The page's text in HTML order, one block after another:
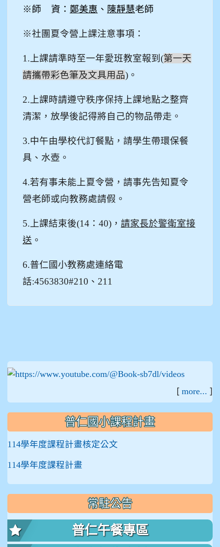
※師 資： 鄭美惠 、 陳靜慧老師
※社團夏令營上課注意事項：
1. 上課請準時至一年愛班教室報到(第一天
請攜帶彩色筆及文具用品)。
2. 上課時請遵守秩序保持上課地點之整齊
清潔，放學後記得將自己的物品帶走。
3.中午由學校代訂餐點，請學生帶環保餐
具、水壺。
4.若有事未能上夏令營，請事先告知夏令
營老師或向教務處請假。
5. 上課結束後(14：40)， 請家長於警衛室接
送 。
6.普仁國小教務處連絡電
話:4563830#210、211
[ more... ]
普仁國小課程計畫
114學年度課程計畫核定公文
114學年度課程計畫
常駐公告
普仁午餐專區